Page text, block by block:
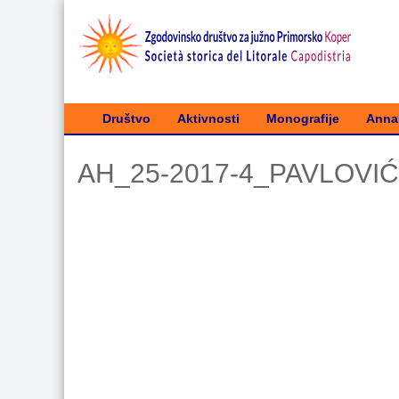
Društvo Aktivnosti Monografije
AH_25-2017-4_PAVLOVIĆ